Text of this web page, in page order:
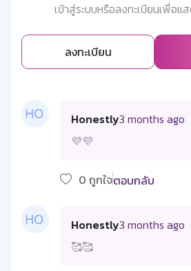
เข้าสู่ระบบหรือลงทะเบียนเพื่อแ
ลงทะเบียน
Honestly3 months ago
💜💜
0 ถูกใจตอบกลับ
Honestly3 months ago
🥰🥰